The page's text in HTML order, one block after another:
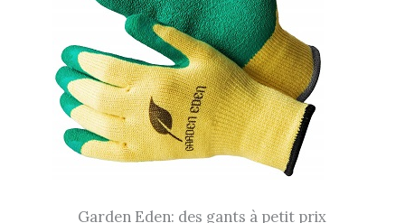
Garden Eden: des gants à petit prix